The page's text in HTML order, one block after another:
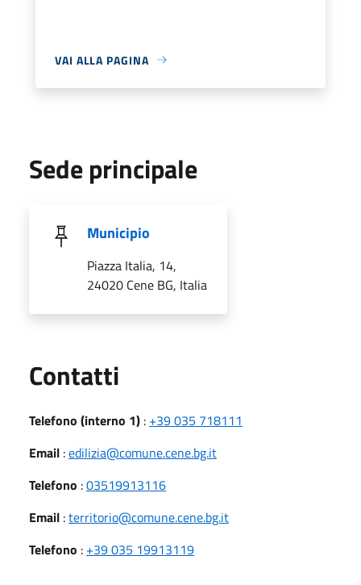
VAI ALLA PAGINA
Sede principale
Municipio
Piazza Italia, 14,
24020 Cene BG, Italia
Contatti
Telefono (interno 1) : +39 035 718111
Email :edilizia@comune.cene.bg.it
Telefono :03519913116
Email :territorio@comune.cene.bg.it
Telefono : +39 035 19913119